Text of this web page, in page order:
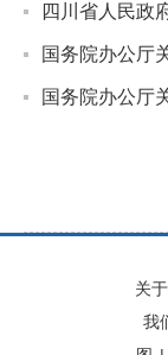
四川省人民政
国务院办公厅
国务院办公厅
关
我